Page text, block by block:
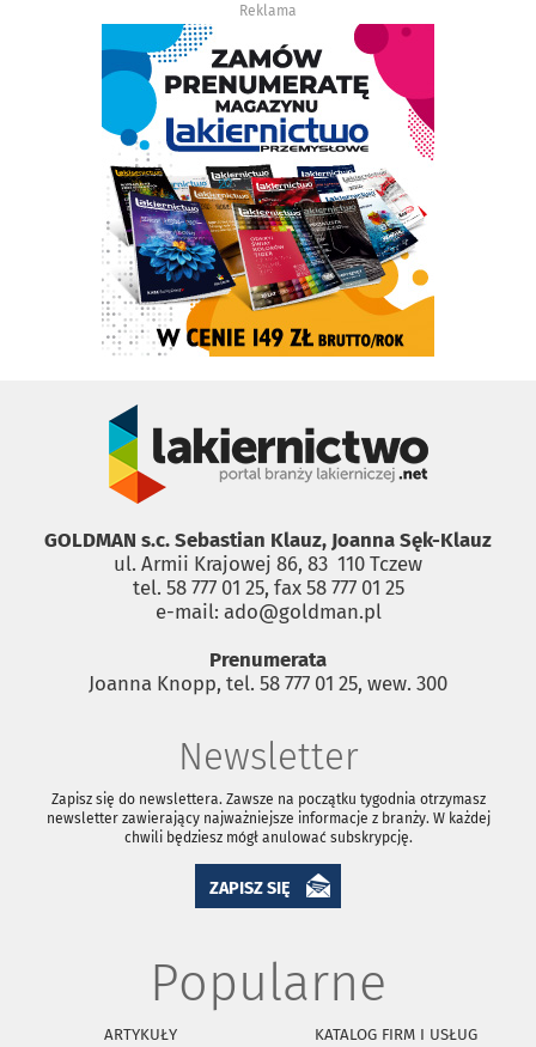
Reklama
GOLDMAN s.c. Sebastian Klauz, Joanna Sęk-Klauz
ul. Armii Krajowej 86, 83 ­ 110 Tczew
tel. 58 777 01 25, fax 58 777 01 25
e-mail: ado@goldman.pl
Prenumerata
Joanna Knopp, tel. 58 777 01 25, wew. 300
Newsletter
Zapisz się do newslettera. Zawsze na początku tygodnia otrzymasz
newsletter zawierający najważniejsze informacje z branży. W każdej
chwili będziesz mógł anulować subskrypcję.
ZAPISZ SIĘ
Popularne
ARTYKUŁY
KATALOG FIRM I USŁUG